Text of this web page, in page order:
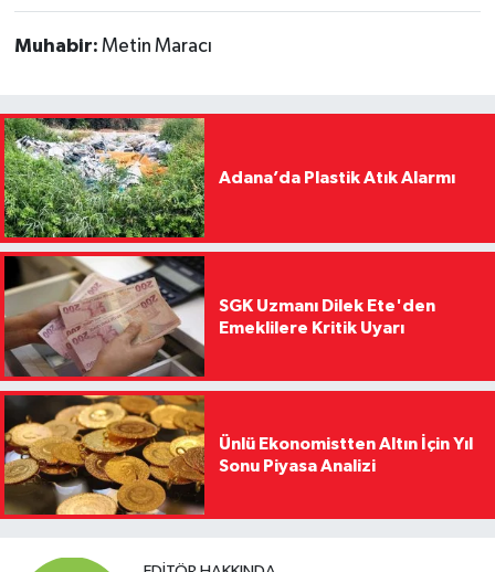
Muhabir: Metin Maracı
Adana’da Plastik Atık Alarmı
SGK Uzmanı Dilek Ete'den
Emeklilere Kritik Uyarı
Ünlü Ekonomistten Altın İçin Yıl
Sonu Piyasa Analizi